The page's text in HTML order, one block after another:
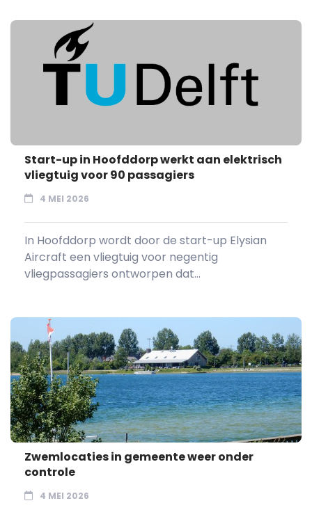
Start-up in Hoofddorp werkt aan elektrisch
vliegtuig voor 90 passagiers
4 MEI 2026
In Hoofddorp wordt door de start-up Elysian
Aircraft een vliegtuig voor negentig
vliegpassagiers ontworpen dat...
Zwemlocaties in gemeente weer onder
controle
4 MEI 2026